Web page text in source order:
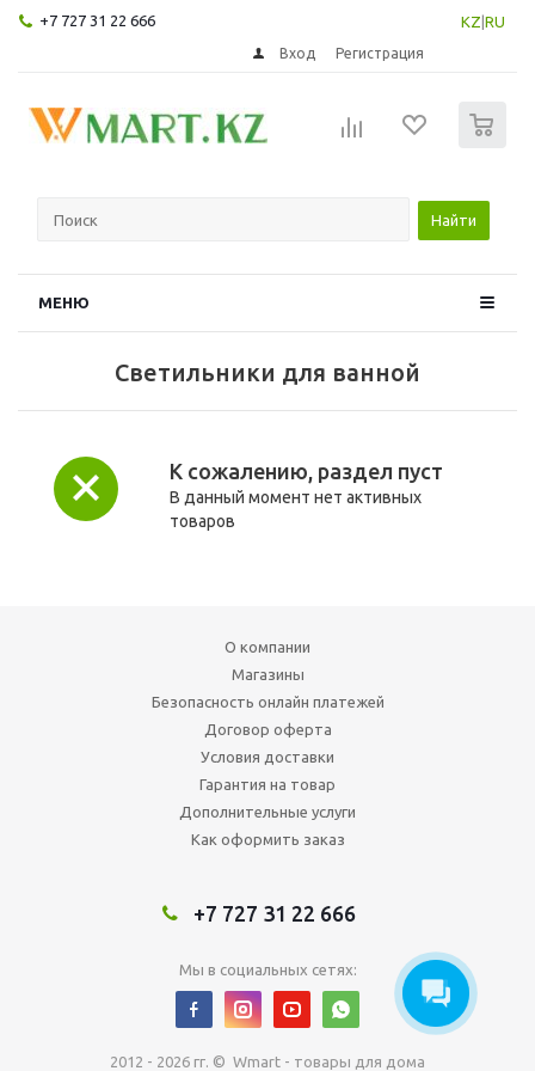
+7 727 31 22 666 KZ RU
Вход Регистрация
Найти
МЕНЮ
Светильники для ванной
К сожалению, раздел пуст
В данный момент нет активных
товаров
О компании
Магазины
Безопасность онлайн платежей
Договор оферта
Условия доставки
Гарантия на товар
Дополнительные услуги
Как оформить заказ
+7 727 31 22 666
Мы в социальных сетях:
2012 - 2026 гг. © Wmart - товары для дома